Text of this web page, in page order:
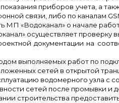
приборов учета, а
связи, либо по каналам
МП «Водоканал» о начале
осуществляет проверку
документации на
выполняемых работ по
сетей в открытой
водомерного узла с
сетей после промывки и
строительства